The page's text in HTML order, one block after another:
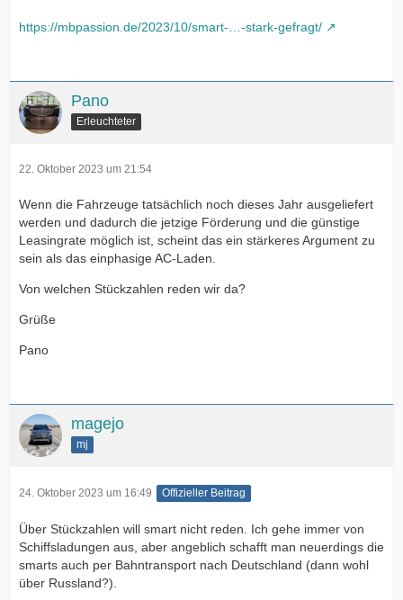
https://mbpassion.de/2023/10/smart-…-stark-gefragt/
Pano
Erleuchteter
22. Oktober 2023 um 21:54
Wenn die Fahrzeuge tatsächlich noch dieses Jahr ausgeliefert
werden und dadurch die jetzige Förderung und die günstige
Leasingrate möglich ist, scheint das ein stärkeres Argument zu
sein als das einphasige AC-Laden.
Von welchen Stückzahlen reden wir da?
Grüße
Pano
magejo
mj
24. Oktober 2023 um 16:49 Offizieller Beitrag
Über Stückzahlen will smart nicht reden. Ich gehe immer von
Schiffsladungen aus, aber angeblich schafft man neuerdings die
smarts auch per Bahntransport nach Deutschland (dann wohl
über Russland?).